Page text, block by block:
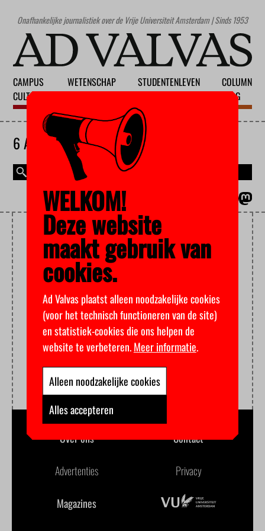
Onafhankelijke journalistiek over de Vrije Universiteit Amsterdam | Sinds 1953
CAMPUS
CULTUUR
WETENSCHAP
STUDENTENLEVEN
COLUMN
BLOG
6 AUGUSTUS 2026
ACTIVITIES
Over ons Contact
Advertenties Privacy
Magazines
WELKOM!
Deze website
maakt gebruik van
cookies.
Ad Valvas plaatst alleen noodzakelijke cookies
(voor het technisch functioneren van de site)
en statistiek-cookies die ons helpen de
website te verbeteren.Meer informatie.
Alleen noodzakelijke cookies
Alles accepteren